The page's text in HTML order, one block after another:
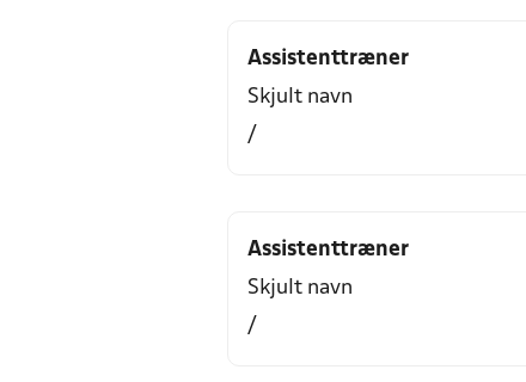
Assistenttræner
Skjult navn
/
Assistenttræner
Skjult navn
/